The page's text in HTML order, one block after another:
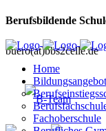
Berufsbildende
Home
Fachoberschule